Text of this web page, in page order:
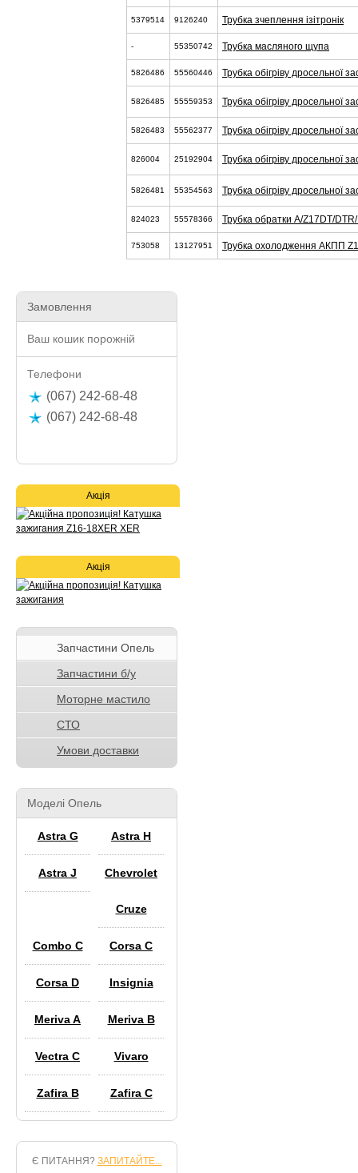
5379514 9126240 Трубка зчеплення ізітронік
- 55350742 Трубка масляного щупа
5826486 55560446 Трубка обігріву дросельної
5826485 55559353 Трубка обігріву дросельної
5826483 55562377 Трубка обігріву дросельної
826004 25192904 Трубка обігріву дросельної
5826481 55354563 Трубка обігріву дросельної
824023 55578366 Трубка обратки A/Z17DT/
753058 13127951 Трубка охолодження АКПП
Замовлення
Ваш кошик порожній
Телефони
(067) 242-68-48
(067) 242-68-48
Акція
Акція
Запчастини Опель
Запчастини б/у
Моторне мастило
СТО
Умови доставки
Моделі Опель
Astra G Astra H
Astra J Chevrolet
Cruze
Combo C Corsa C
Corsa D Insignia
Meriva A Meriva B
Vectra C Vivaro
Zafira B Zafira C
Є ПИТАННЯ? ЗАПИТАЙТЕ...